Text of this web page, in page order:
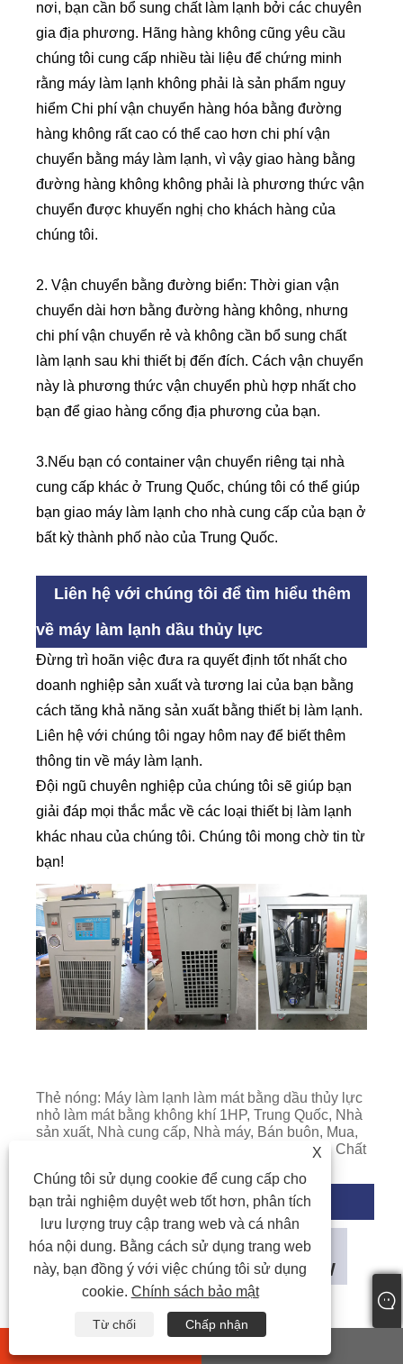
nơi, bạn cần bổ sung chất làm lạnh bởi các chuyên
gia địa phương. Hãng hàng không cũng yêu cầu
chúng tôi cung cấp nhiều tài liệu để chứng minh
rằng máy làm lạnh không phải là sản phẩm nguy
hiểm Chi phí vận chuyển hàng hóa bằng đường
hàng không rất cao có thể cao hơn chi phí vận
chuyển bằng máy làm lạnh, vì vậy giao hàng bằng
đường hàng không không phải là phương thức vận
chuyển được khuyến nghị cho khách hàng của
chúng tôi.
2. Vận chuyển bằng đường biển: Thời gian vận
chuyển dài hơn bằng đường hàng không, nhưng
chi phí vận chuyển rẻ và không cần bổ sung chất
làm lạnh sau khi thiết bị đến đích. Cách vận chuyển
này là phương thức vận chuyển phù hợp nhất cho
bạn để giao hàng cổng địa phương của bạn.
3.Nếu bạn có container vận chuyển riêng tại nhà
cung cấp khác ở Trung Quốc, chúng tôi có thể giúp
bạn giao máy làm lạnh cho nhà cung cấp của bạn ở
bất kỳ thành phố nào của Trung Quốc.
Liên hệ với chúng tôi để tìm hiểu thêm
về máy làm lạnh dầu thủy lực
Đừng trì hoãn việc đưa ra quyết định tốt nhất cho
doanh nghiệp sản xuất và tương lai của bạn bằng
cách tăng khả năng sản xuất bằng thiết bị làm lạnh.
Liên hệ với chúng tôi ngay hôm nay để biết thêm
thông tin về máy làm lạnh.
Đội ngũ chuyên nghiệp của chúng tôi sẽ giúp bạn
giải đáp mọi thắc mắc về các loại thiết bị làm lạnh
khác nhau của chúng tôi. Chúng tôi mong chờ tin từ
bạn!
Thẻ nóng: Máy làm lạnh làm mát bằng dầu thủy lực
nhỏ làm mát bằng không khí 1HP, Trung Quốc, Nhà
sản xuất, Nhà cung cấp, Nhà máy, Bán buôn, Mua,
Sản xuất tại Trung Quốc, Giá rẻ, Giảm giá, CE, Chất
Thẻ sản phẩm
Máy làm lạnh dầu thủy lực nhỏ
làm mát bằng không khí 1HP 3KW
Máy làm lạnh nước làm mát dầu
X
Chúng tôi sử dụng cookie để cung cấp cho
bạn trải nghiệm duyệt web tốt hơn, phân tích
lưu lượng truy cập trang web và cá nhân
hóa nội dung. Bằng cách sử dụng trang web
này, bạn đồng ý với việc chúng tôi sử dụng
cookie. Chính sách bảo mật
Từ chối Chấp nhận